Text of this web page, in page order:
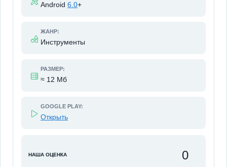
Android 6.0+
ЖАНР:
Инструменты
РАЗМЕР:
≈ 12 Мб
GOOGLE PLAY:
Открыть
НАША ОЦЕНКА 0